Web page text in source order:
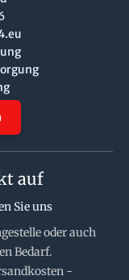
auf
Sie uns
oder auch
Bedarf.
-